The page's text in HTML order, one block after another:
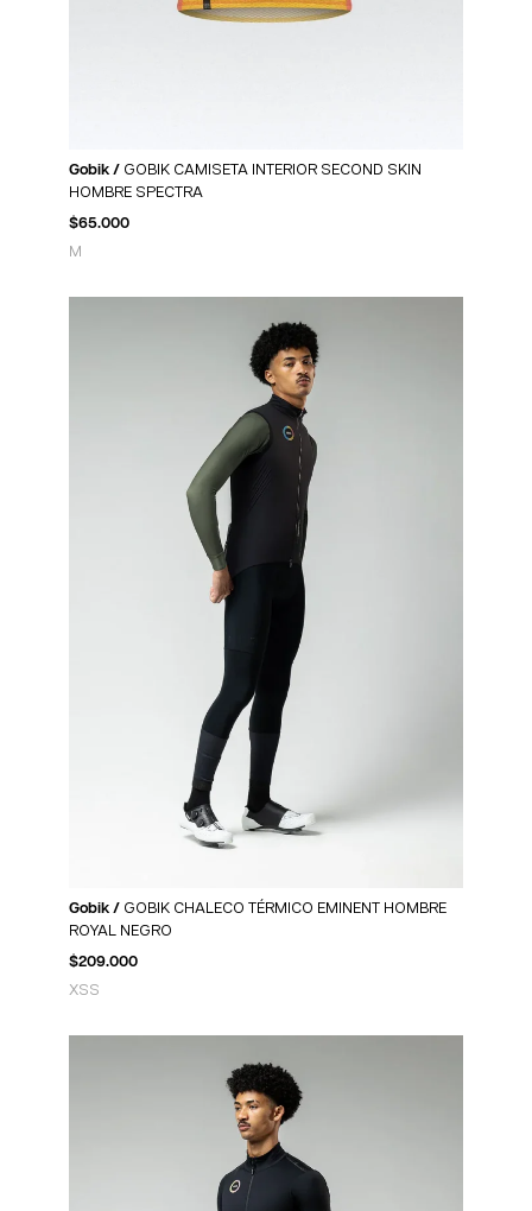
Gobik / GOBIK CAMISETA INTERIOR SECOND SKIN
HOMBRE SPECTRA
$65.000
M
Gobik / GOBIK CHALECO TÉRMICO EMINENT HOMBRE
ROYAL NEGRO
$209.000
XSS